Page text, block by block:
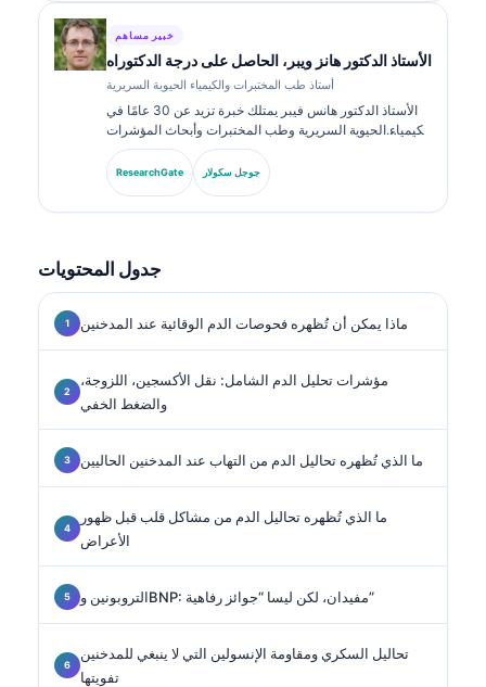
خبير مساهم
الأستاذ الدكتور هانز ويبر، الحاصل على درجة الدكتوراه
أستاذ طب المختبرات والكيمياء الحيوية السريرية
الأستاذ الدكتور هانس فيبر يمتلك خبرة تزيد عن 30 عامًا في
الكيمياء الحيوية السريرية وطب المختبرات وأبحاث المؤشرات
الحيوية. كان رئيسًا سابقًا للجمعية الألمانية للكيمياء السريرية،
ويتخصص في تحليل لوحات التشخيص، وتوحيد المؤشرات
ResearchGate جوجل سكولار
جدول المحتويات
ماذا يمكن أن تُظهره فحوصات الدم الوقائية عند المدخنين
مؤشرات تحليل الدم الشامل: نقل الأكسجين، اللزوجة،
والضغط الخفي
ما الذي تُظهره تحاليل الدم من التهاب عند المدخنين الحاليين
ما الذي تُظهره تحاليل الدم من مشاكل قلب قبل ظهور
الأعراض
التروبونين وBNP: مفيدان، لكن ليسا “جوائز رفاهية”
تحاليل السكري ومقاومة الإنسولين التي لا ينبغي للمدخنين
تفويتها